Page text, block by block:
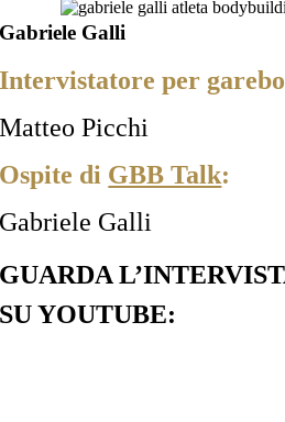
Gabriele Galli
Intervistatore per
Matteo Picchi
Ospite di GBB Talk:
Gabriele Galli
GUARDA
SU YOUTUBE: